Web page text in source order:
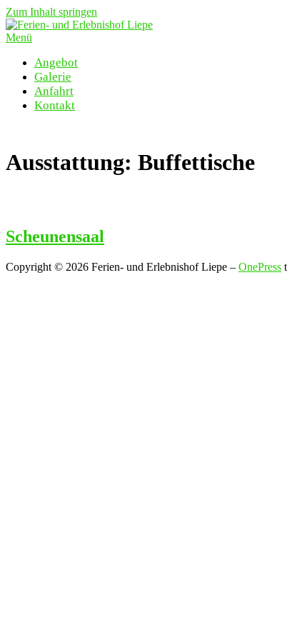
Zum Inhalt springen
Menü
Angebot
Galerie
Anfahrt
Kontakt
Ausstattung: Buffettische
Scheunensaal
Copyright © 2026 Ferien- und Erlebnishof Liepe – OnePress